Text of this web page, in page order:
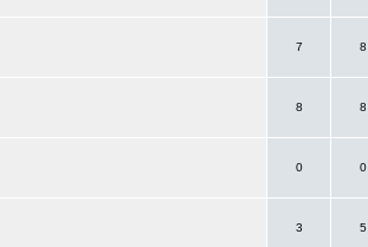
7 8
8 8
0 0
3 5